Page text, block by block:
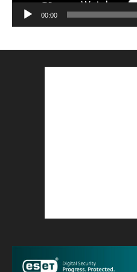
00:00